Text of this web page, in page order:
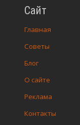
Сайт
Главная
Советы
Блог
О сайте
Реклама
Контакты